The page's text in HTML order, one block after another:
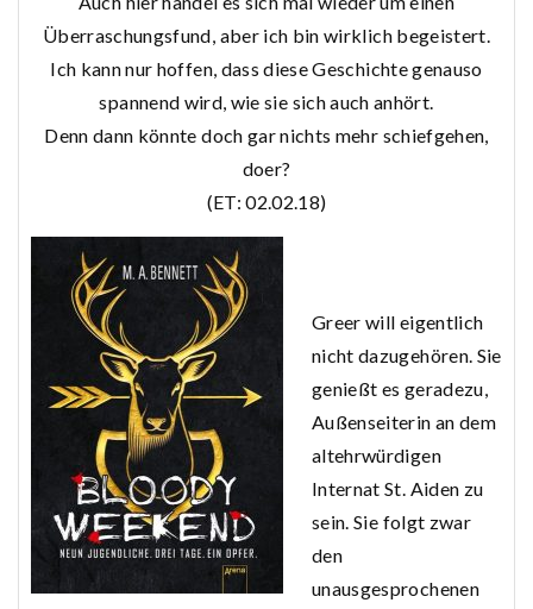
Überraschungsfund, aber ich bin wirklich begeistert.
Ich kann nur hoffen, dass diese Geschichte genauso
spannend wird, wie sie sich auch anhört.
Denn dann könnte doch gar nichts mehr schiefgehen,
doer?
(ET: 02.02.18)
Greer will eigentlich
nicht dazugehören. Sie
genießt es geradezu,
Außenseiterin an dem
altehrwürdigen
Internat St. Aiden zu
sein. Sie folgt zwar
den
unausgesprochenen